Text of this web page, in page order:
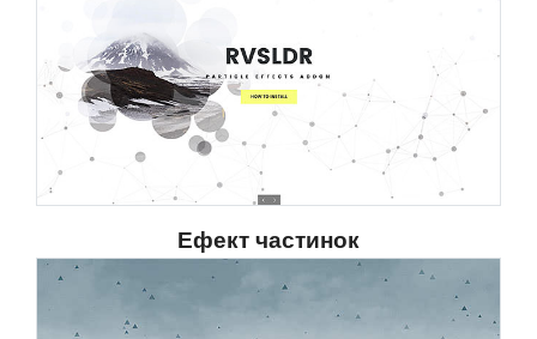
Ефект частинок